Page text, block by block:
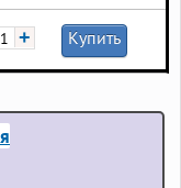
+ Купить